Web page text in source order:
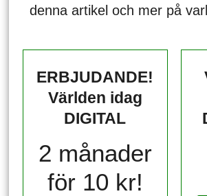
denna artikel och mer på
ERBJUDANDE!
Världen idag
DIGITAL
2 månader
för 10 kr!